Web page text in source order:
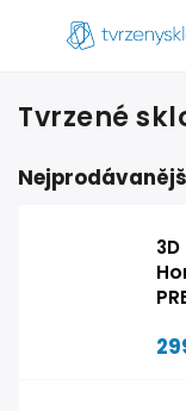
Tvrzené